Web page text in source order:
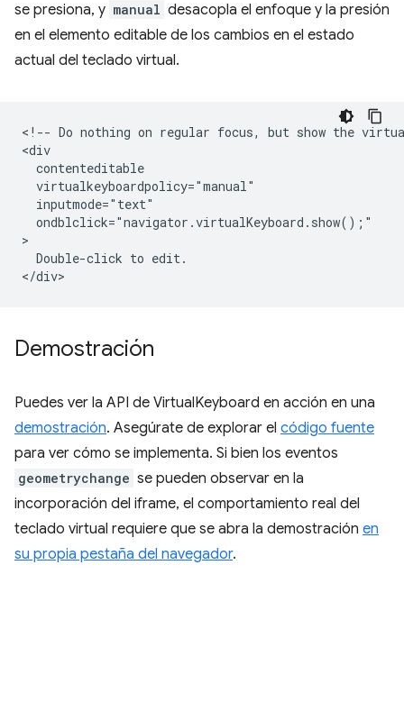
se presiona, y manual desacopla el enfoque y la presión
en el elemento editable de los cambios en el estado
actual del teclado virtual.
<!-- Do nothing on regular focus, but show the
<div
  contenteditable
  virtualkeyboardpolicy="manual"
  inputmode="text"
  ondblclick="navigator.virtualKeyboard.show();"
>
  Double-click to edit.
Demostración
Puedes ver la API de VirtualKeyboard en acción en una
demostración. Asegúrate de explorar el código fuente
para ver cómo se implementa. Si bien los eventos
geometrychange se pueden observar en la
incorporación del iframe, el comportamiento real del
teclado virtual requiere que se abra la demostración en
su propia pestaña del navegador.